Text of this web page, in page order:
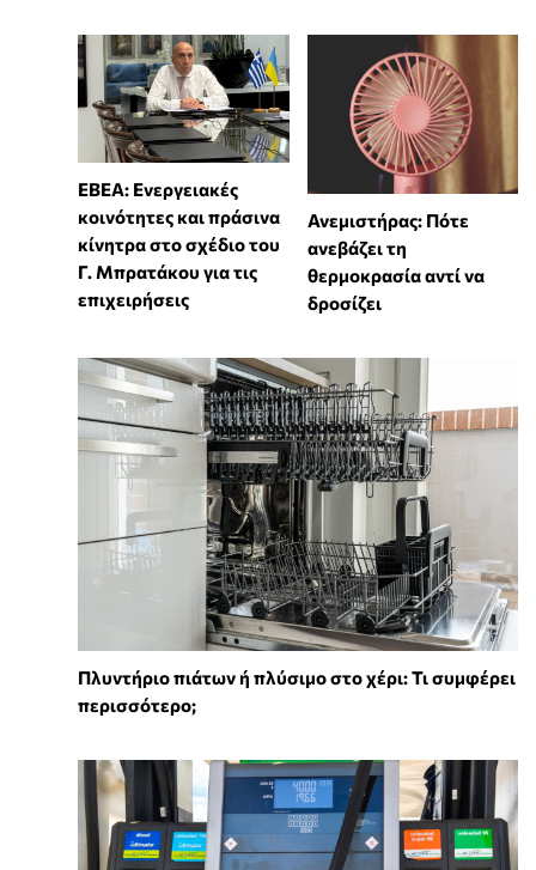
ΕΒΕΑ: Ενεργειακές
κοινότητες και πράσινα
κίνητρα στο σχέδιο του
Γ. Μπρατάκου για τις
επιχειρήσεις
Ανεμιστήρας: Πότε
ανεβάζει τη
θερμοκρασία αντί να
δροσίζει
Πλυντήριο πιάτων ή πλύσιμο στο χέρι: Τι συμφέρει
περισσότερο;